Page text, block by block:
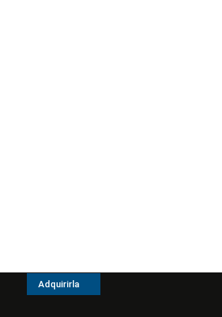
Adquirirla